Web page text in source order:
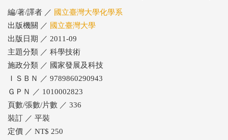
編/著/譯者 ／ 國立臺灣大學化學系
出版機關 ／ 國立臺灣大學
出版日期 ／ 2011-09
主題分類 ／ 科學技術
施政分類 ／ 國家發展及科技
ＩＳＢＮ ／ 9789860290943
ＧＰＮ ／ 1010002823
頁數/張數/片數 ／ 336
裝訂 ／ 平裝
定價 ／ NT$ 250